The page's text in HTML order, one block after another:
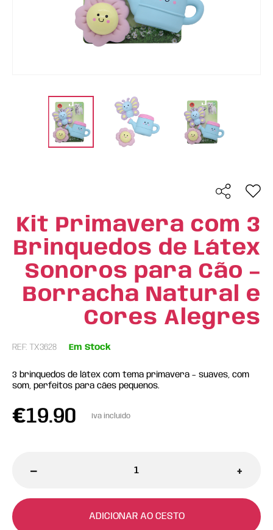
Kit Primavera com 3
Brinquedos de Látex
Sonoros para Cão –
Borracha Natural e
Cores Alegres
REF: TX3628 Em Stock
3 brinquedos de látex com tema primavera – suaves, com
som, perfeitos para cães pequenos.
€19.90 Iva incluído
- +
ADICIONAR AO CESTO